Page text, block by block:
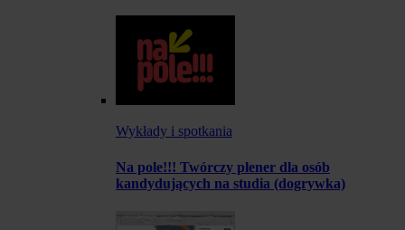
Wykłady i spotkania
Na pole!!! Twórczy plener dla osób
kandydujących na studia (dogrywka)